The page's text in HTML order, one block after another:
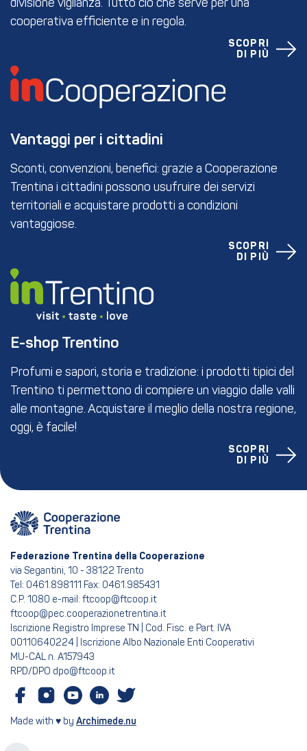
divisione vigilanza. Tutto ciò che serve per una
cooperativa efficiente e in regola.
SCOPRI
DI PIÙ
Vantaggi per i cittadini
Sconti, convenzioni, benefici: grazie a Cooperazione
Trentina i cittadini possono usufruire dei servizi
territoriali e acquistare prodotti a condizioni
vantaggiose.
SCOPRI
DI PIÙ
E-shop Trentino
Profumi e sapori, storia e tradizione: i prodotti tipici del
Trentino ti permettono di compiere un viaggio dalle valli
alle montagne. Acquistare il meglio della nostra regione,
oggi, è facile!
SCOPRI
DI PIÙ
Federazione Trentina della Cooperazione
via Segantini, 10 - 38122 Trento
Tel: 0461.898111 Fax: 0461.985431
C.P. 1080 e-mail: ftcoop@ftcoop.it
ftcoop@pec.cooperazionetrentina.it
Iscrizione Registro Imprese TN | Cod. Fisc. e Part. IVA
00110640224 | Iscrizione Albo Nazionale Enti Cooperativi
MU-CAL n. A157943
RPD/DPO dpo@ftcoop.it
Made with ♥ by Archimede.nu